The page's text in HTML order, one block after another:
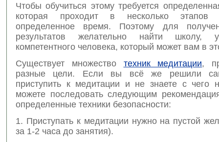
Чтобы обучиться этому требуется
которая проходит в несколько этапов
определенное время. Поэтому для
результатов желательно найти школу,
компетентного человека, который может вам в
Существует множество техник медитации,
разные цели. Если вы всё же решили
приступить к медитации и не знаете с чего
можете последовать следующим
определенные техники безопасности:
1. Приступать к медитации нужно на пустой
за 1-2 часа до занятия).